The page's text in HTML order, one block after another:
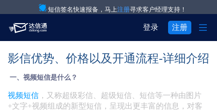
短信签名快速报备，马上注册寻求客户经理支持！
登录 注册 
产品与服务 
验证码通知短信
营销短信
解决方案 
 IT互联网行业
关于我们 
注册 登录
影信优势、价格以及开通流程-详细介绍
一、视频短信是什么？
视频短信 ，又称超级彩信、超级短信、短信等一种由图片
+文字+视频组成的新型短信，呈现出更丰富的信息，对客